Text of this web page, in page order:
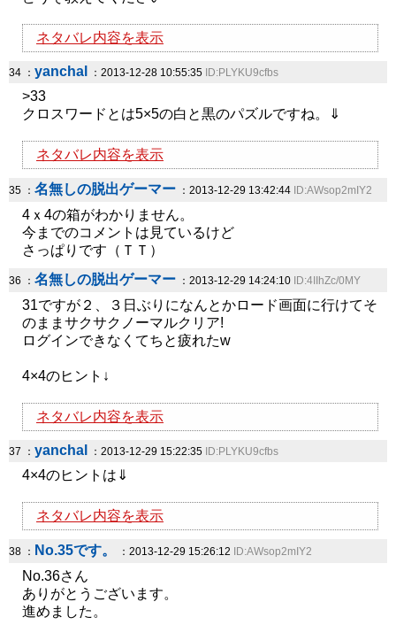
ネタバレ内容を表示
34 ： yanchal ：2013-12-28 10:55:35 ID:PLYKU9cfbs
>33
クロスワードとは5×5の白と黒のパズルですね。⇓
ネタバレ内容を表示
35 ： 名無しの脱出ゲーマー ：2013-12-29 13:42:44 ID:AWsop2mIY2
4ｘ4の箱がわかりません。
今までのコメントは見ているけど
さっぱりです（ＴＴ）
36 ： 名無しの脱出ゲーマー ：2013-12-29 14:24:10 ID:4IIhZc/0MY
31ですが２、３日ぶりになんとかロード画面に行けてそ
のままサクサクノーマルクリア!
ログインできなくてちと疲れたw
4×4のヒント↓
ネタバレ内容を表示
37 ： yanchal ：2013-12-29 15:22:35 ID:PLYKU9cfbs
4×4のヒントは⇓
ネタバレ内容を表示
38 ： No.35です。 ：2013-12-29 15:26:12 ID:AWsop2mIY2
No.36さん
ありがとうございます。
進めました。